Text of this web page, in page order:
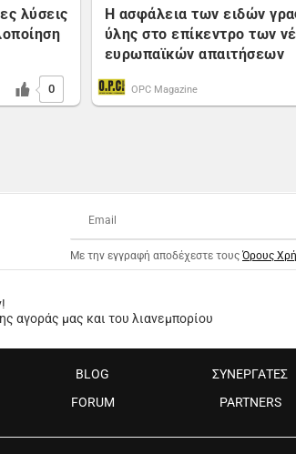
λύσεις
0
Η ασφάλεια των ειδών
ύλης στο επίκεντρο των
ευρωπαϊκών απαιτήσεων
OPC Magazine
Με την εγγραφή αποδέχεστε τους Όρους
αγοράς μας και του λιανεμπορίου
BLOG ΣΥΝΕΡΓΑΤΕΣ
FORUM PARTNERS